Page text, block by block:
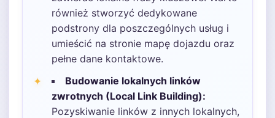
również stworzyć dedykowane
podstrony dla poszczególnych usług i
umieścić na stronie mapę dojazdu oraz
pełne dane kontaktowe.
Budowanie lokalnych linków
zwrotnych (Local Link Building):
Pozyskiwanie linków z innych lokalnych,